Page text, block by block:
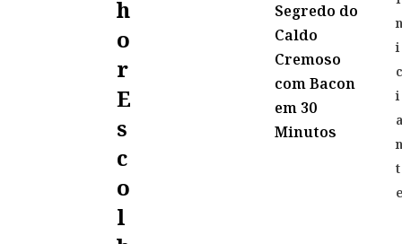
H
O
R
E
S
C
O
L
Segredo do
Caldo
Cremoso
com Bacon
em 30
Minutos
i
i
t